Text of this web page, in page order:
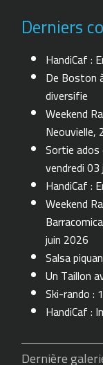
Derniers
HandiCaf :
De Boston
diversifie
Weekend
Neouvielle,
Sortie
vendredi
HandiCaf :
Weekend
juin 2026
Salsa
Un Taillon
Ski-rando :
HandiCaf :
Dernière